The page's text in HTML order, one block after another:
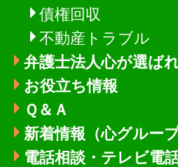
債権回収
不動産トラブル
弁護士法人心が選ば
お役立ち情報
Ｑ＆Ａ
新着情報 （心グルー
電話相談・テレビ電